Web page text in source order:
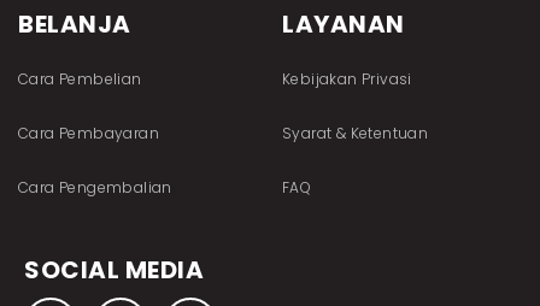
BELANJA
Cara Pembelian
Cara Pembayaran
Cara Pengembalian
LAYANAN
Kebijakan Privasi
Syarat & Ketentuan
FAQ
SOCIAL MEDIA